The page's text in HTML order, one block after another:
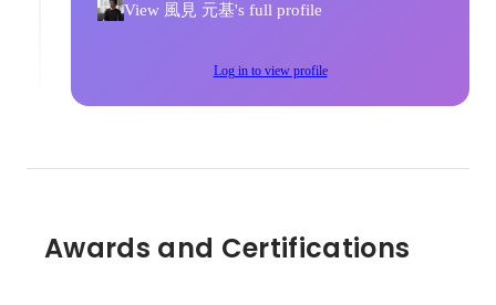
View 風見 元基's full profile
Log in to view profile
Awards and Certifications